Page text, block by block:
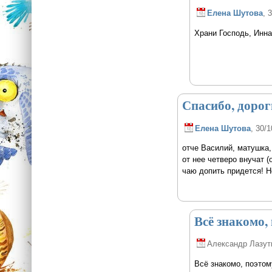
Елена Шутова,
Храни Господь,
Спасибо,
Елена Шутова, 30/
отче Василий,
от нее четверо внучат
чаю допить придется!
Всё
Александр
Всё знакомо,